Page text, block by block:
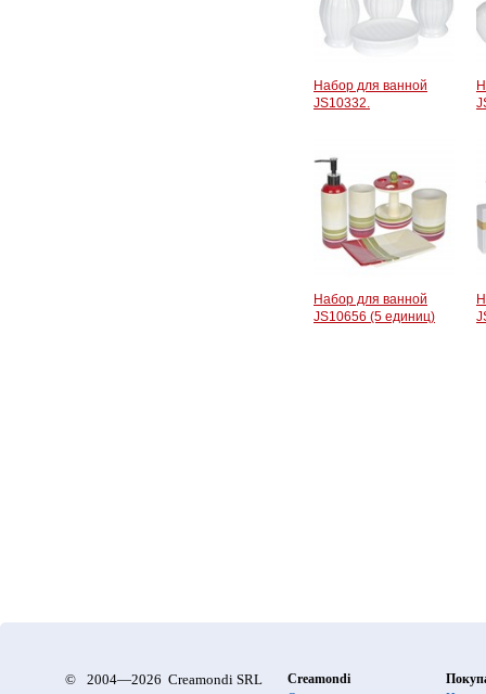
Набор для ванной
JS10332.
Набор для ванной
JS10656 (5 единиц)
© 2004—2026 Creamondi SRL
Creamondi